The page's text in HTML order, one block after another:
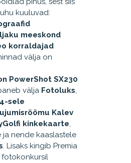
kuuluvad:
meeskond
korraldajad
välja on
PowerShot SX230
välja Fotoluks,
sele
ujumisrõõmu Kalev
kinkekaarte,
nende kaaslastele
. Lisaks kingib Premia